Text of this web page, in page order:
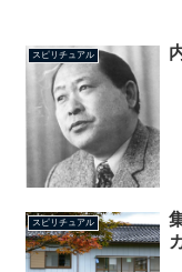
スピリチュアル
スピリチュアル